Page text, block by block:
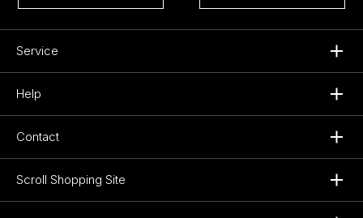
Service
Help
Contact
Scroll Shopping Site